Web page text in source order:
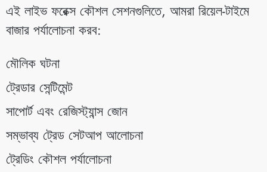
​এই লাইভ ফরেক্স কৌশল সেশনগুলিতে, আমরা রিয়েল-টাইমে
বাজার পর্যালোচনা করব:
মৌলিক ঘটনা
ট্রেডার সেন্টিমেন্ট
সাপোর্ট এবং রেজিস্ট্যান্স জোন
সম্ভাব্য ট্রেড সেটআপ আলোচনা
ট্রেডিং কৌশল পর্যালোচনা